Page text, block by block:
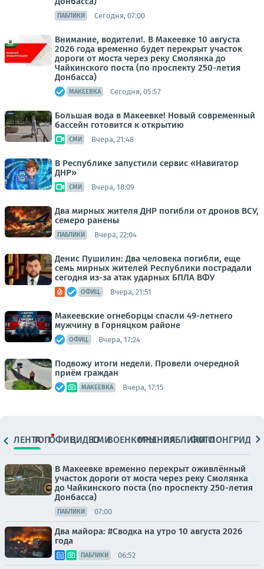
ПАБЛИКИ Сегодня, 07:00
Внимание, водители!. В Макеевке 10 августа
2026 года временно будет перекрыт участок
дороги от моста через реку Смолянка до
Чайкинского поста (по проспекту 250-летия
Донбасса)
МАКЕЕВКА Сегодня, 05:57
Большая вода в Макеевке! Новый современный
бассейн готовится к открытию
СМИ Вчера, 21:48
В Республике запустили сервис «Навигатор
ДНР»
СМИ Вчера, 18:09
Два мирных жителя ДНР погибли от дронов ВСУ,
семеро ранены
ПАБЛИКИ Вчера, 22:04
Денис Пушилин: Два человека погибли, еще
семь мирных жителей Республики пострадали
сегодня из-за атак ударных БПЛА ВФУ
ОФИЦ. Вчера, 21:51
Макеевские огнеборцы спасли 49-летнего
мужчину в Горняцком районе
ОФИЦ. Вчера, 17:24
Подвожу итоги недели. Провели очередной
приём граждан
МАКЕЕВКА Вчера, 17:15
ЛЕНТАТОПОФИЦ.ВИДЕОСМИВОЕНКОРЫМНЕНИЯПАБЛИКИ
ФОТОЛОНГРИДЫ
В Макеевке временно перекрыт оживлённый
участок дороги от моста через реку Смолянка
до Чайкинского поста (по проспекту 250-летия
Донбасса)
ПАБЛИКИ 07:00
Два майора: #Сводка на утро 10 августа 2026
года
ПАБЛИКИ 06:52